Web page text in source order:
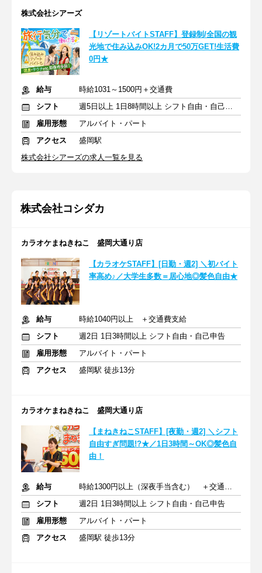
株式会社シアーズ
【リゾートバイトSTAFF】登録制/全国の観
光地で住み込みOK!2カ月で50万GET!生活費
0円★
給与
時給1031～1500円＋交通費
シフト
週5日以上 1日8時間以上 シフト自由・自己申告
雇用形態
アルバイト・パート
アクセス
盛岡駅
株式会社シアーズの求人一覧を見る
株式会社コシダカ
カラオケまねきねこ 盛岡大通り店
【カラオケSTAFF】[日勤・週2] ＼初バイト
率高め♪／大学生多数＝居心地◎髪色自由★
給与
時給1040円以上 ＋交通費支給
シフト
週2日 1日3時間以上 シフト自由・自己申告
雇用形態
アルバイト・パート
アクセス
盛岡駅 徒歩13分
カラオケまねきねこ 盛岡大通り店
【まねきねこSTAFF】[夜勤・週2] ＼シフト
自由すぎ問題!?★／1日3時間～OK◎髪色自
由！
給与
時給1300円以上（深夜手当含む） ＋交通費支給
シフト
週2日 1日3時間以上 シフト自由・自己申告
雇用形態
アルバイト・パート
アクセス
盛岡駅 徒歩13分